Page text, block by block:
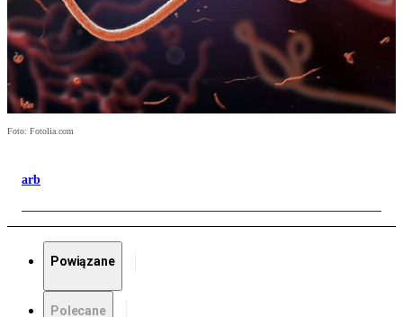
Foto: Fotolia.com
arb
Powiązane
Polecane